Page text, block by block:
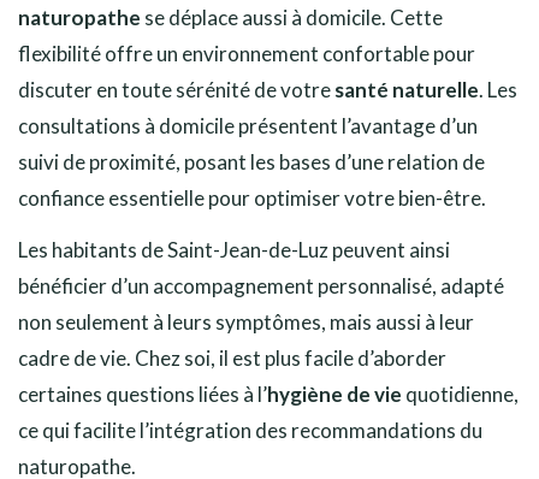
naturopathe se déplace aussi à domicile. Cette
flexibilité offre un environnement confortable pour
discuter en toute sérénité de votresanté naturelle. Les
consultations à domicile présentent l’avantage d’un
suivi de proximité, posant les bases d’une relation de
confiance essentielle pour optimiser votre bien-être.
Les habitants de Saint-Jean-de-Luz peuvent ainsi
bénéficier d’un accompagnement personnalisé, adapté
non seulement à leurs symptômes, mais aussi à leur
cadre de vie. Chez soi, il est plus facile d’aborder
certaines questions liées à l’hygiène de vie quotidienne,
ce qui facilite l’intégration des recommandations du
naturopathe.